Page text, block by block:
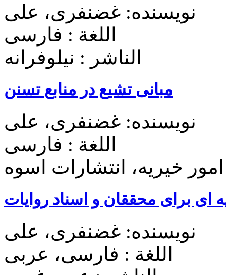
نویسنده: غضنفری، علی
اللغة : فارسی
الناشر : نیلوفرانه
مبانی تشیع در منابع تسنن
نویسنده: غضنفری، علی
اللغة : فارسی
خیریه، انتشارات اسوه
ای برای محققان و اسناد روایات
نویسنده: غضنفری، علی
اللغة : فارسی، عربی